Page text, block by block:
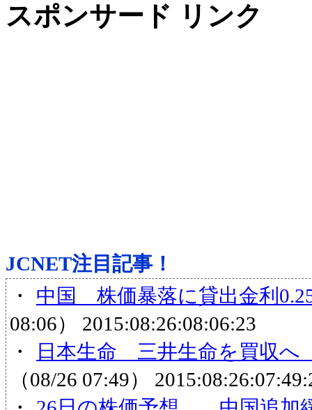
スポンサード リンク
JCNET注目記事！
・ 中国 株価暴落に貸出金利
08:06） 2015:08:26:08:06:23
・
日本生命 三井生命を買収へ
（08/26 07:49）